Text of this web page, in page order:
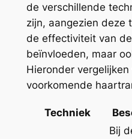
de verschillende
zijn, aangezien deze
de effectiviteit van
beïnvloeden, maar
Hieronder
voorkomende
Techniek
Bij